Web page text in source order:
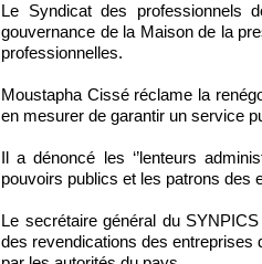
Le Syndicat des professionnels
gouvernance de la Maison de la
professionnelles.
Moustapha Cissé réclame la
en mesurer de garantir un service
Il a dénoncé les ‘’lenteurs
pouvoirs publics et les patrons des
Le secrétaire général du
des revendications des entreprises